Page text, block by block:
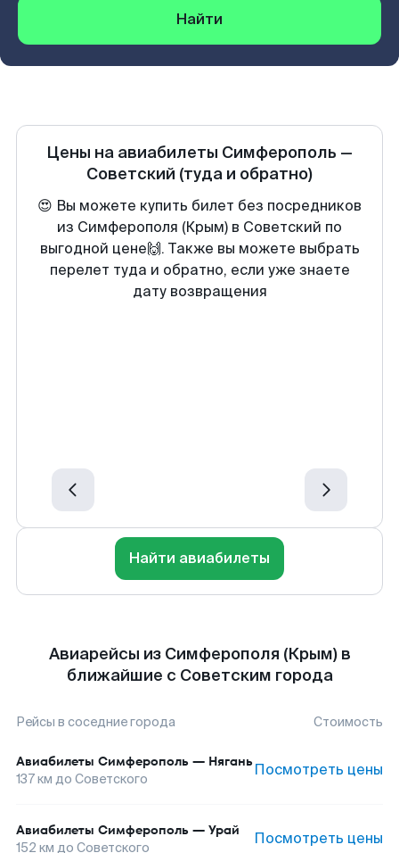
Найти
Цены на авиабилеты Симферополь —
Советский (туда и обратно)
😍 Вы можете купить билет без посредников
из Симферополя (Крым) в Советский по
выгодной цене🙌. Также вы можете выбрать
перелет туда и обратно, если уже знаете
дату возвращения
Найти авиабилеты
Авиарейсы из Симферополя (Крым) в
ближайшие с Советским города
Рейсы в соседние города Стоимость
Авиабилеты Симферополь — Нягань
137км до Советского Посмотреть цены
Авиабилеты Симферополь — Урай
152 км до Советского Посмотреть цены